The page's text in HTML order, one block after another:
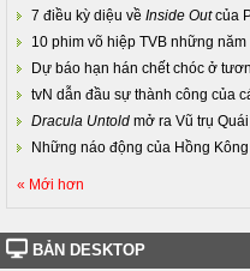
7 điều kỳ diệu về Inside Outcủa
10 phim võ hiệp TVB những
Dự báo hạn hán chết chóc ở
tvN dẫn đầu sự thành công của
Dracula Untold mở ra Vũ trụ
Những náo động của Hồng
« Mới hơn
BẢN DESKTOP